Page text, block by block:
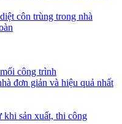
côn trùng trong nhà
công trình
đơn giản và hiệu quả nhất
khi sản xuất, thi công